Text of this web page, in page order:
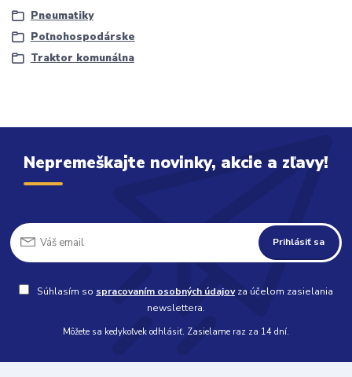
Pneumatiky
Poľnohospodárske
Traktor komunálna
Nepremeškajte novinky, akcie a zľavy!
Prihlásiť sa
Súhlasím so spracovaním osobných údajovza účelom zasielania
newslettera.
Môžete sa kedykoľvek odhlásiť. Zasielame raz za 14 dní.